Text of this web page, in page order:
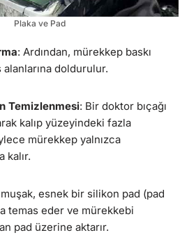
Plaka ve Pad
: Ardından, mürekkep baskı
alanlarına doldurulur.
Temizlenmesi: Bir doktor bıçağı
kalıp yüzeyindeki fazla
mürekkep yalnızca
kalır.
esnek bir silikon pad (pad
temas eder ve mürekkebi
pad üzerine aktarır.